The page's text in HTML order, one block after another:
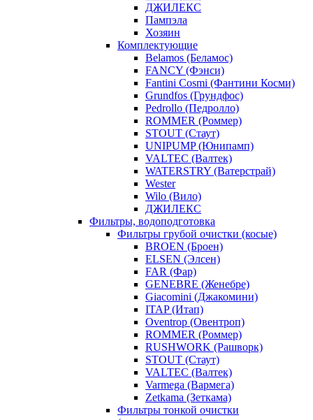
ДЖИЛЕКС
Пампэла
Хозяин
Комплектующие
Belamos (Беламос)
FANCY (Фэнси)
Fantini Cosmi (Фантини Косми)
Grundfos (Грундфос)
Pedrollo (Педролло)
ROMMER (Роммер)
STOUT (Стаут)
UNIPUMP (Юнипамп)
VALTEC (Валтек)
WATERSTRY (Ватерстрай)
Wester
Wilo (Вило)
ДЖИЛЕКС
Фильтры, водоподготовка
Фильтры грубой очистки (косые)
BROEN (Броен)
ELSEN (Элсен)
FAR (Фар)
GENEBRE (Женебре)
Giacomini (Джакомини)
ITAP (Итап)
Oventrop (Овентроп)
ROMMER (Роммер)
RUSHWORK (Рашворк)
STOUT (Стаут)
VALTEC (Валтек)
Varmega (Вармега)
Zetkama (Зеткама)
Фильтры тонкой очистки